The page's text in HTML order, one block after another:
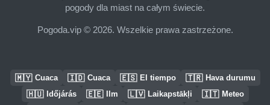
pogody dla miast na całym świecie.
Pogoda.vip © 2026. Wszelkie prawa zastrzeżone.
🇲🇾 Cuaca 🇮🇩 Cuaca 🇪🇸 El tiempo 🇹🇷 Hava durumu
🇭🇺 Időjárás 🇪🇪 Ilm 🇱🇻 Laikapstākļi 🇮🇹 Meteo